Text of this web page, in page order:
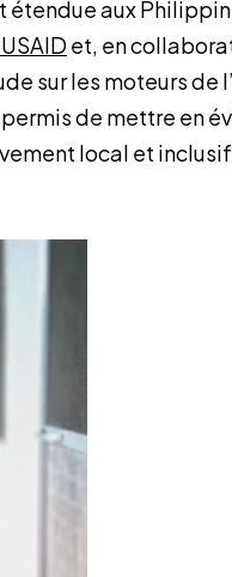
aux
et, en
sur les moteurs de
de mettre en
local et